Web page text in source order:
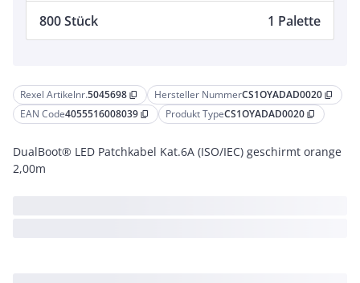
Rexel Artikelnr.5045698 content_copy Hersteller NummerCS1OYADAD0020 content_copy
EAN Code4055516008039 content_copy Produkt TypeCS1OYADAD0020 content_copy
DualBoot® LED Patchkabel Kat.6A (ISO/IEC) geschirmt orange
2,00m
800 Stück 1 Palette